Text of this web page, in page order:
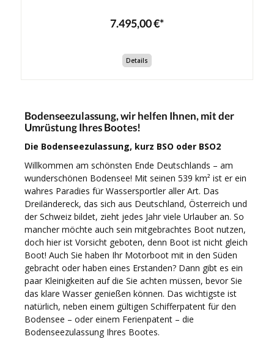
7.495,00 €*
Details
Bodenseezulassung, wir helfen Ihnen, mit der
Umrüstung Ihres Bootes!
Die Bodenseezulassung, kurz BSO oder BSO2
Willkommen am schönsten Ende Deutschlands – am
wunderschönen Bodensee! Mit seinen 539 km² ist er ein
wahres Paradies für Wassersportler aller Art. Das
Dreiländereck, das sich aus Deutschland, Österreich und
der Schweiz bildet, zieht jedes Jahr viele Urlauber an. So
mancher möchte auch sein mitgebrachtes Boot nutzen,
doch hier ist Vorsicht geboten, denn Boot ist nicht gleich
Boot! Auch Sie haben Ihr Motorboot mit in den Süden
gebracht oder haben eines Erstanden? Dann gibt es ein
paar Kleinigkeiten auf die Sie achten müssen, bevor Sie
das klare Wasser genießen können. Das wichtigste ist
natürlich, neben einem gültigen Schifferpatent für den
Bodensee – oder einem Ferienpatent – die
Bodenseezulassung Ihres Bootes.